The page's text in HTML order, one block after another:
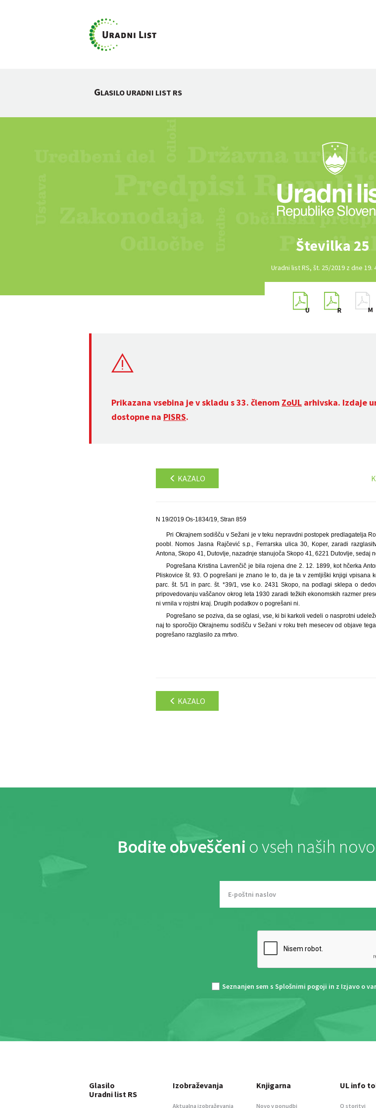
GLASILO URADNI LIST RS
Številka 25
Uradni list RS, št. 25/2019 z dne 19.
Prikazana vsebina je v skladu s 33. členom ZoUL arhivska. Izdaje
dostopne na PISRS.
KAZALO
N 19/2019 Os-1834/19, Stran 859
Pri Okrajnem sodišču v Sežani je v teku nepravdni postopek predlagatelja
poobl. Nomos Jasna Rajčević s.p., Ferrarska ulica 30, Koper, zaradi
Antona, Skopo 41, Dutovlje, nazadnje stanujoča Skopo 41, 6221 Dutovlje, sedaj
Pogrešana Kristina Lavrenčič je bila rojena dne 2. 12. 1899, kot hčerka
Pliskovice št. 93. O pogrešani je znano le to, da je ta v zemljiški knjigi vpisana
parc. št. 5/1 in parc. št. *39/1, vse k.o. 2431 Skopo, na podlagi sklepa o
pripovedovanju vaščanov okrog leta 1930 zaradi težkih ekonomskih razmer
ni vrnila v rojstni kraj. Drugih podatkov o pogrešani ni.
Pogrešano se poziva, da se oglasi, vse, ki bi karkoli vedeli o nasprotni
naj to sporočijo Okrajnemu sodišču v Sežani v roku treh mesecev od objave
pogrešano razglasilo za mrtvo.
KAZALO
Bodite obveščeni o vseh naših
Seznanjen sem s Splošnimi pogoji in z Izjavo o
Glasilo
Uradni list RS
Izobraževanja
Aktualna izobraževanja
Knjigarna
Novo v ponudbi
UL info
O storitvi